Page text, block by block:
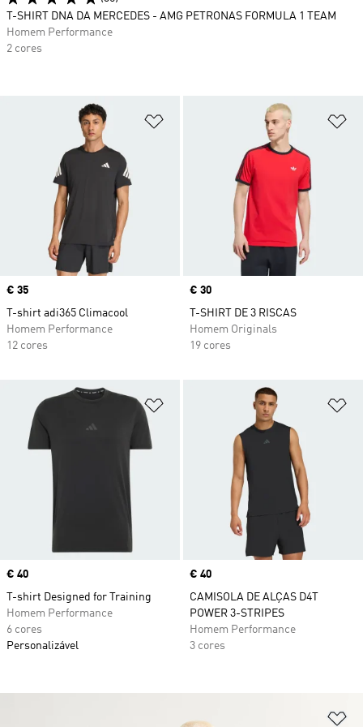
Adicionar à Lista de Desejos
Price
€ 35
T-shirt adi365 Climacool
Homem Performance
12 cores
Price
€ 30
T-SHIRT DE 3 RISCAS
Homem Originals
19 cores
Adicionar à Lista de Desejos
Price
€ 40
T-shirt Designed for Training
Homem Performance
6 cores
Personalizável
Price
€ 40
CAMISOLA DE ALÇAS D4T
POWER 3-STRIPES
Homem Performance
3 cores
T-SHIRT DNA DA MERCEDES - AMG PETRONAS FORMULA 1 TEAM
Homem Performance
2 cores